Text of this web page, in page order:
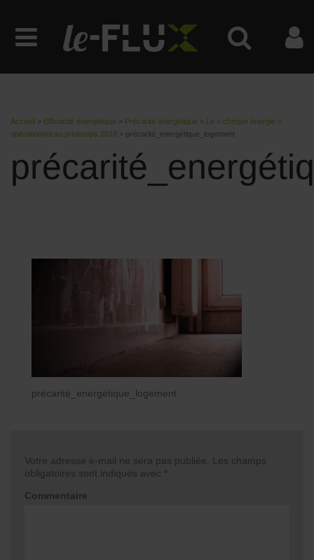
Accueil > Efficacité énergétique > Précarité énergétique > Le « chèque énergie »
opérationnel au printemps 2018 > précarité_energétique_logement
précarité_energétique_logement
Votre adresse e-mail ne sera pas publiée.
Les champs
obligatoires sont indiqués avec *
Commentaire